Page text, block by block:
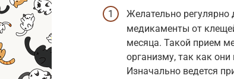
Желательно регулярно
медикаменты от
месяца. Такой прием
организму, так как
Изначально ведется